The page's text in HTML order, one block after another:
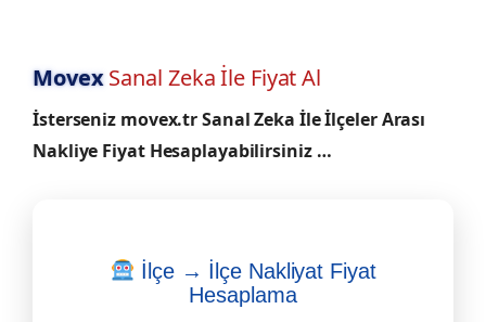
MovexSanal Zeka İle Fiyat Al
İsterseniz movex.tr Sanal Zeka İle İlçeler Arası
Nakliye Fiyat Hesaplayabilirsiniz …
İlçe → İlçe Nakliyat Fiyat
Hesaplama